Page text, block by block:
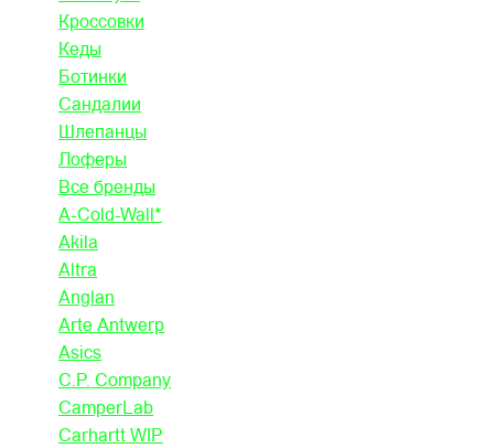
Кроссовки
Кеды
Ботинки
Сандалии
Шлепанцы
Лоферы
Все бренды
A-Cold-Wall*
Akila
Altra
Anglan
Arte Antwerp
Asics
C.P. Company
CamperLab
Carhartt WIP